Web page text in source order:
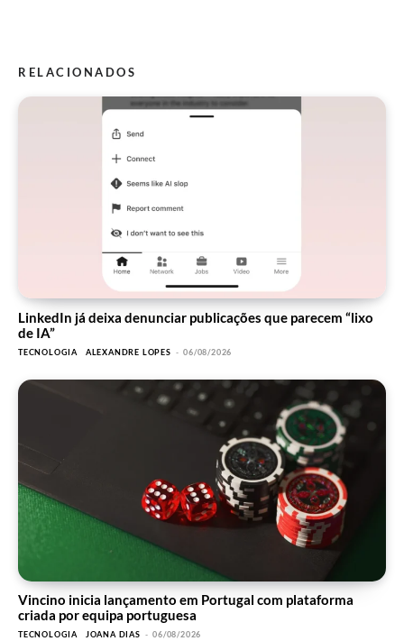
RELACIONADOS
LinkedIn já deixa denunciar publicações que parecem “lixo
de IA”
TECNOLOGIA ALEXANDRE LOPES - 06/08/2026
Vincino inicia lançamento em Portugal com plataforma
criada por equipa portuguesa
TECNOLOGIA JOANA DIAS - 06/08/2026